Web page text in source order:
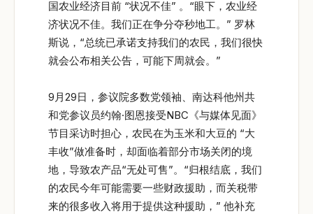
国农业经济目前 “状况不佳” 。“眼下，农业经
济状况不佳。我们正在争分夺秒地工。” 罗林
斯说，“总统已承诺支持我们的农民，我们很快
就会公布相关公告，可能下周就会。”
9月29日，参议院多数党领袖、南达科他州共
和党参议员约翰·图恩接受NBC《与媒体见面》
节目采访时担心，农民在为玉米和大豆的 “大
丰收”做准备时，却面临着部分市场关闭的境
地，导致农产品“无处可售”。“归根结底，我们
的农民今年可能需要一些财政援助，而关税带
来的很多收入将用于提供这种援助，” 他补充